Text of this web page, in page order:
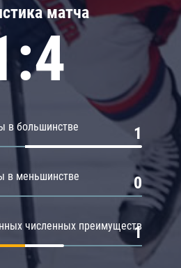
матча
в большинстве 1
в меньшинстве 0
численных преимуществ
1